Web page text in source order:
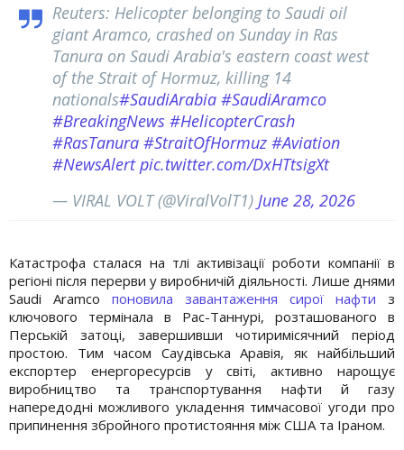
Reuters: Helicopter belonging to Saudi oil
giant Aramco, crashed on Sunday in Ras
‌Tanura on Saudi Arabia's eastern coast west
of the Strait of Hormuz, ​killing 14
nationals#SaudiArabia #SaudiAramco
#BreakingNews #HelicopterCrash
#RasTanura #StraitOfHormuz #Aviation
#NewsAlert pic.twitter.com/DxHTtsigXt
— VIRAL VOLT (@ViralVolT1) June 28, 2026
Катастрофа сталася на тлі активізації роботи компанії в
регіоні після перерви у виробничій діяльності. Лише днями
Saudi Aramco поновила завантаження сирої нафти з
ключового термінала в Рас-Таннурі, розташованого в
Перській затоці, завершивши чотиримісячний період
простою. Тим часом Саудівська Аравія, як найбільший
експортер енергоресурсів у світі, активно нарощує
виробництво та транспортування нафти й газу
напередодні можливого укладення тимчасової угоди про
припинення збройного протистояння між США та Іраном.